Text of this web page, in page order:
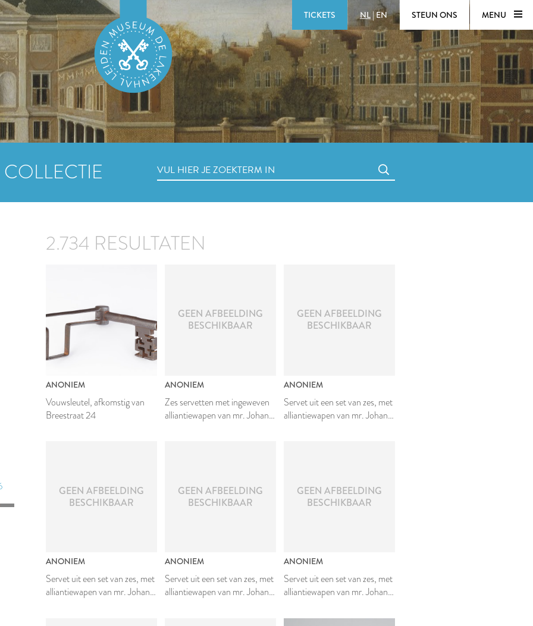
TICKETS NL| EN STEUN ONS MENU
2.734 RESULTATEN
ANONIEM
Vouwsleutel, afkomstig van
Breestraat 24
GEEN AFBEELDING
BESCHIKBAAR
ANONIEM
Zes servetten met ingeweven
alliantiewapen van mr. Johan
GEEN AFBEELDING
BESCHIKBAAR
ANONIEM
Servet uit een set van zes, met
alliantiewapen van mr. Johan
GEEN AFBEELDING
BESCHIKBAAR
ANONIEM
Servet uit een set van zes, met
alliantiewapen van mr. Johan
GEEN AFBEELDING
BESCHIKBAAR
ANONIEM
Servet uit een set van zes, met
alliantiewapen van mr. Johan
GEEN AFBEELDING
BESCHIKBAAR
ANONIEM
Servet uit een set van zes, met
alliantiewapen van mr. Johan
Teylingen